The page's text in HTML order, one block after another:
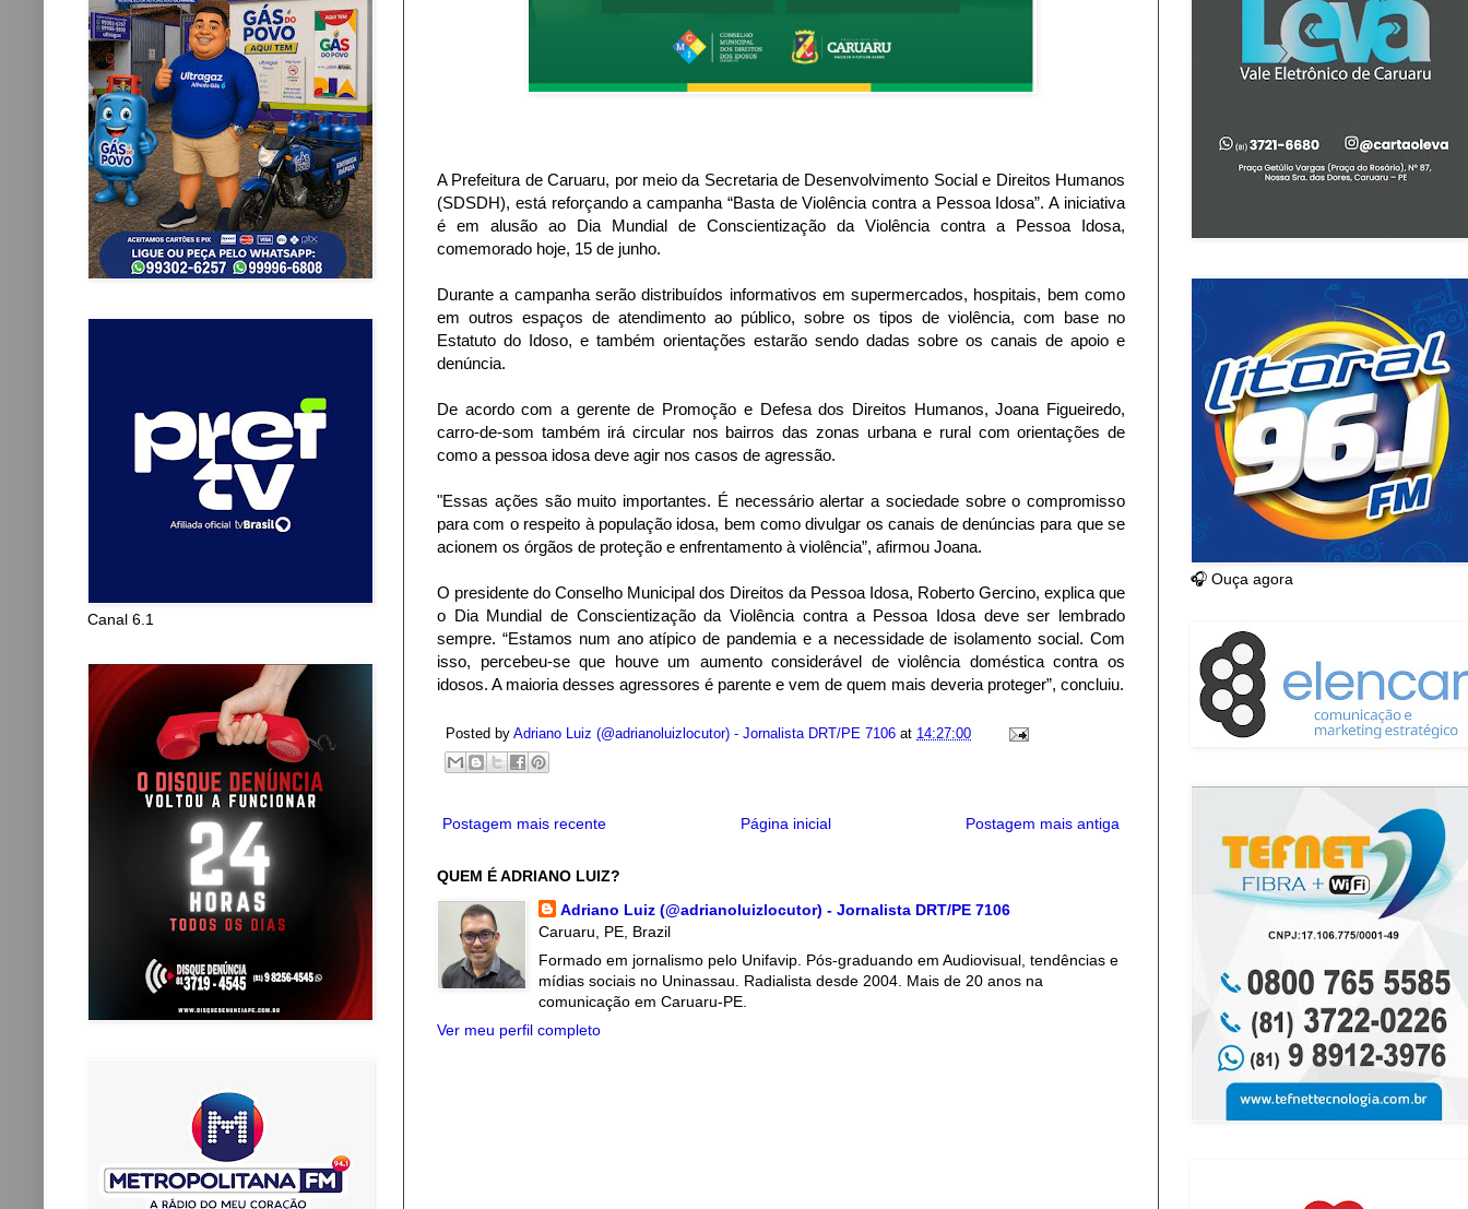
A Prefeitura de Caruaru, por meio da Secretaria de Desenvolvimento Social e Direitos Humanos
(SDSDH), está reforçando a campanha “Basta de Violência contra a Pessoa Idosa”. A iniciativa
é em alusão ao Dia Mundial de Conscientização da Violência contra a Pessoa Idosa,
comemorado hoje, 15 de junho.
Durante a campanha serão distribuídos informativos em supermercados, hospitais, bem como
em outros espaços de atendimento ao público, sobre os tipos de violência, com base no
Estatuto do Idoso, e também orientações estarão sendo dadas sobre os canais de apoio e
denúncia.
De acordo com a gerente de Promoção e Defesa dos Direitos Humanos, Joana Figueiredo,
carro-de-som também irá circular nos bairros das zonas urbana e rural com orientações de
como a pessoa idosa deve agir nos casos de agressão.
"Essas ações são muito importantes. É necessário alertar a sociedade sobre o compromisso
para com o respeito à população idosa, bem como divulgar os canais de denúncias para que se
acionem os órgãos de proteção e enfrentamento à violência”, afirmou Joana.
O presidente do Conselho Municipal dos Direitos da Pessoa Idosa, Roberto Gercino, explica que
o Dia Mundial de Conscientização da Violência contra a Pessoa Idosa deve ser lembrado
sempre. “Estamos num ano atípico de pandemia e a necessidade de isolamento social. Com
isso, percebeu-se que houve um aumento considerável de violência doméstica contra os
idosos. A maioria desses agressores é parente e vem de quem mais deveria proteger”, concluiu.
Posted by Adriano Luiz (@adrianoluizlocutor) - Jornalista DRT/PE 7106 at 14:27:00
Postagem mais recente Postagem mais antiga
Página inicial
QUEM É ADRIANO LUIZ?
Adriano Luiz (@adrianoluizlocutor) - Jornalista DRT/PE 7106
Caruaru, PE, Brazil
Formado em jornalismo pelo Unifavip. Pós-graduando em Audiovisual, tendências e
mídias sociais no Uninassau. Radialista desde 2004. Mais de 20 anos na
comunicação em Caruaru-PE.
Ver meu perfil completo
Canal 6.1
🎧 Ouça agora